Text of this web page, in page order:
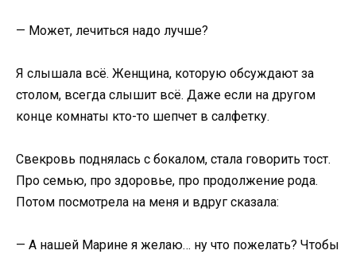
— Может, лечиться надо лучше?
Я слышала всё. Женщина, которую обсуждают за
столом, всегда слышит всё. Даже если на другом
конце комнаты кто-то шепчет в салфетку.
Свекровь поднялась с бокалом, стала говорить тост.
Про семью, про здоровье, про продолжение рода.
Потом посмотрела на меня и вдруг сказала:
— А нашей Марине я желаю… ну что пожелать? Чтобы